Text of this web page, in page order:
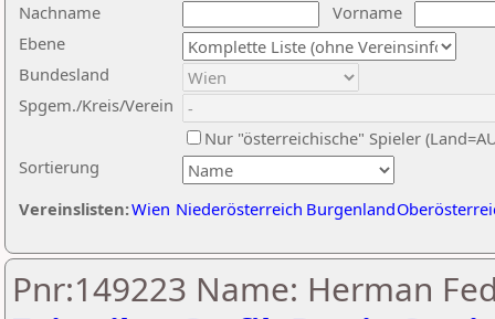
Nachname
Vorname
Ebene
Sortierung
Bundesland
Spgem./Kreis/Verein
Nur "österreichische" Spieler
Vereinslisten:Wien Niederösterreich Burgenland
Pnr:149223 Name: Herman